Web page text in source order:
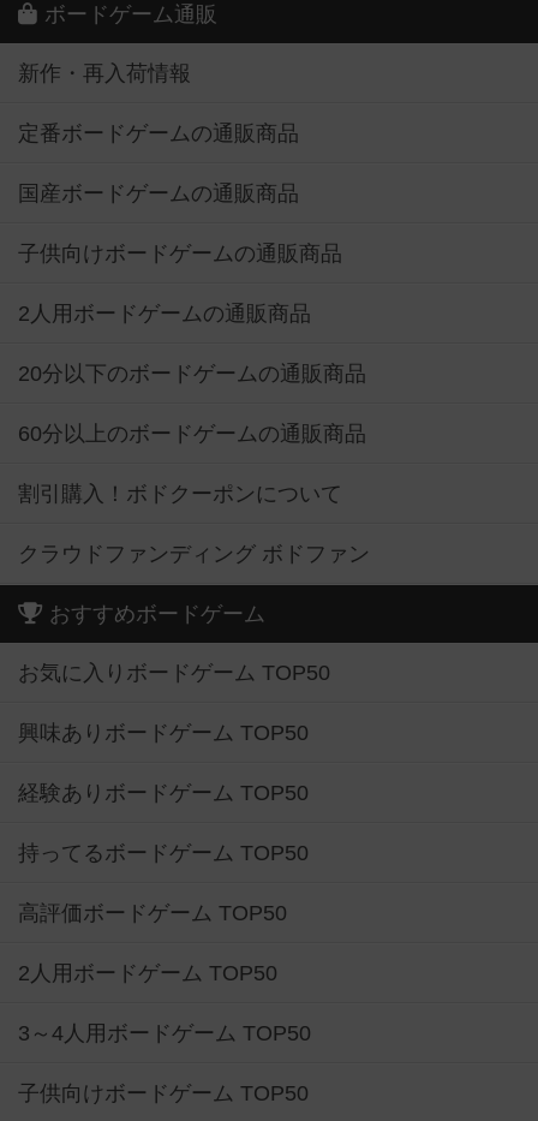
ボードゲーム通販
新作・再入荷情報
定番ボードゲームの通販商品
国産ボードゲームの通販商品
子供向けボードゲームの通販商品
2人用ボードゲームの通販商品
20分以下のボードゲームの通販商品
60分以上のボードゲームの通販商品
割引購入！ボドクーポンについて
クラウドファンディング ボドファン
おすすめボードゲーム
お気に入りボードゲーム TOP50
興味ありボードゲーム TOP50
経験ありボードゲーム TOP50
持ってるボードゲーム TOP50
高評価ボードゲーム TOP50
2人用ボードゲーム TOP50
3～4人用ボードゲーム TOP50
子供向けボードゲーム TOP50